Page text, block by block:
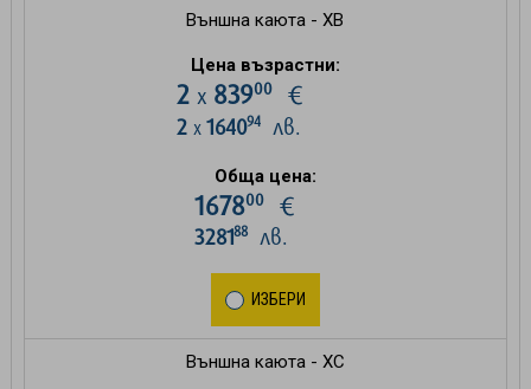
Външна каюта - XB
Цена възрастни:
2 х 83900€
2 х 164094лв.
Обща цена:
167800€
328188лв.
ИЗБЕРИ
Външна каюта - XC